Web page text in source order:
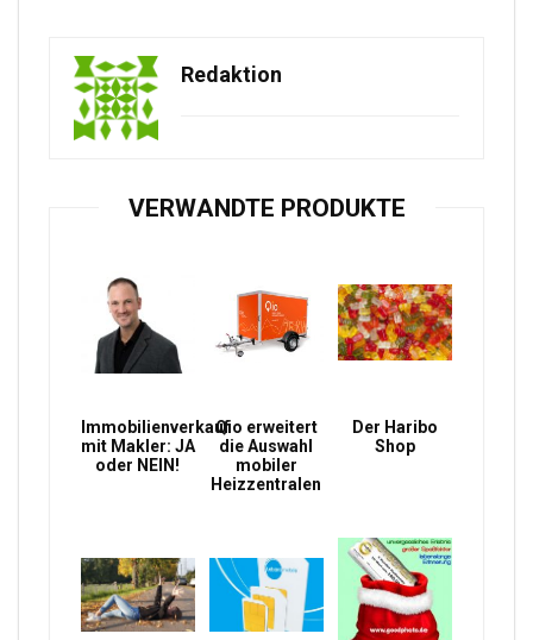
Redaktion
VERWANDTE PRODUKTE
Immobilienverkauf
mit Makler: JA
oder NEIN!
Qio erweitert
die Auswahl
mobiler
Heizzentralen
Der Haribo
Shop